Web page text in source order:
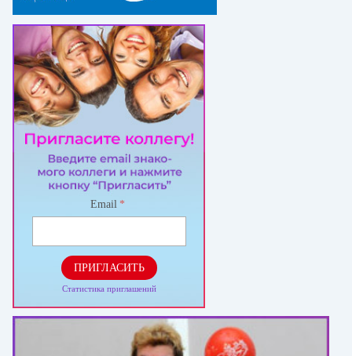
Email *
ПРИГЛАСИТЬ
Статистика приглашений